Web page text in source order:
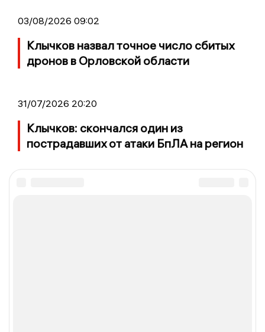
03/08/2026 09:02
Клычков назвал точное число сбитых
дронов в Орловской области
31/07/2026 20:20
Клычков: скончался один из
пострадавших от атаки БпЛА на регион